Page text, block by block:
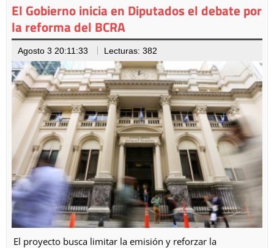
El Gobierno inicia en Diputados el debate por
la reforma del BCRA
Agosto 3 20:11:33 Lecturas: 382
El proyecto busca limitar la emisión y reforzar la